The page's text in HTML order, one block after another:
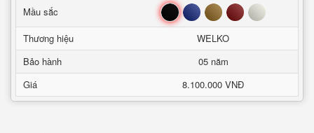
Mầu sắc Đen Xanh Nâu Đỏ Trắng
Thương hiệu
WELKO
Bảo hành
05 năm
Giá
8.100.000 VNĐ